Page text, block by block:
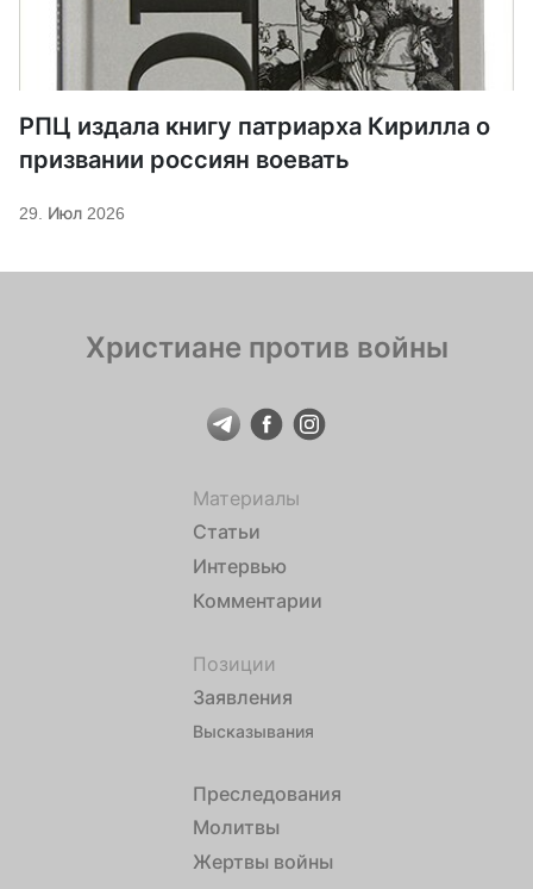
РПЦ издала книгу патриарха Кирилла о
призвании россиян воевать
29. Июл 2026
Христиане против войны
Материалы
Статьи
Интервью
Комментарии
Позиции
Заявления
Высказывания
Преследования
Молитвы
Жертвы войны